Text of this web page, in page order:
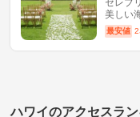
セレブ
美しい
最安値 2
ハワイのアクセスラ